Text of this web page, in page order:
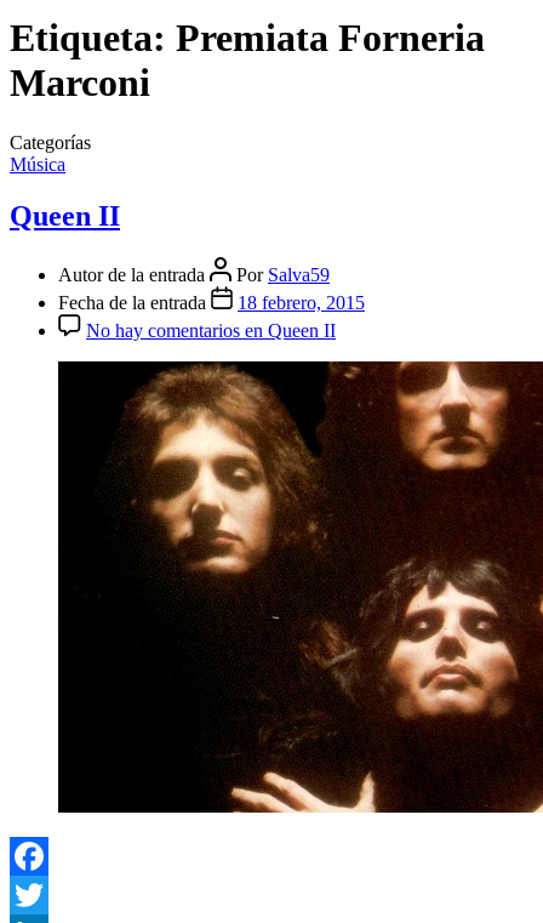
Etiqueta: Premiata Forneria
Marconi
Categorías
Música
Queen II
Autor de la entrada Por Salva59
Fecha de la entrada
18 febrero, 2015
No hay comentarios en Queen II
Facebook